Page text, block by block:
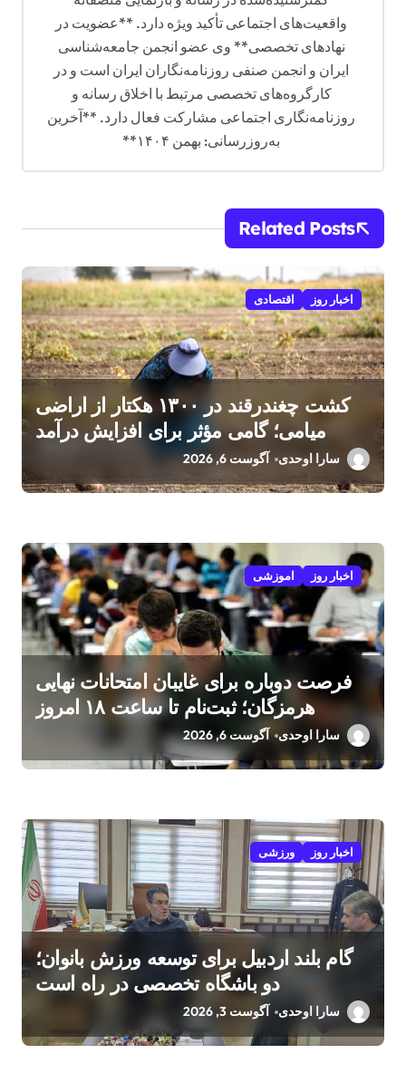
واقعیت‌های اجتماعی تأکید ویژه دارد. **عضویت در
نهادهای تخصصی** وی عضو انجمن جامعه‌شناسی
ایران و انجمن صنفی روزنامه‌نگاران ایران است و در
کارگروه‌های تخصصی مرتبط با اخلاق رسانه و
روزنامه‌نگاری اجتماعی مشارکت فعال دارد. **آخرین
به‌روزرسانی: بهمن ۱۴۰۴**
Related Posts
اخبار روز اقتصادی
کشت چغندرقند در ۱۳۰۰ هکتار از اراضی
میامی؛ گامی مؤثر برای افزایش درآمد
سارا اوحدی آگوست 6, 2026
اخبار روز اموزشی
فرصت دوباره برای غایبان امتحانات نهایی
هرمزگان؛ ثبت‌نام تا ساعت ۱۸ امروز
سارا اوحدی آگوست 6, 2026
اخبار روز ورزشی
گام بلند اردبیل برای توسعه ورزش بانوان؛
دو باشگاه تخصصی در راه است
سارا اوحدی آگوست 3, 2026